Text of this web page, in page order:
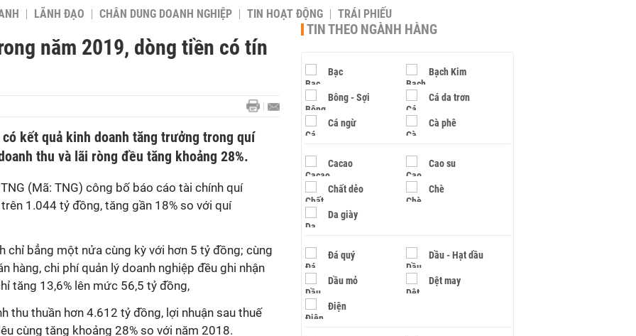
LÃNH ĐẠO CHÂN DUNG DOANH NGHIỆP TIN HOẠT ĐỘNG TRÁI PHIẾU
năm 2019, dòng tiền có tín
kết quả kinh doanh tăng trưởng trong quí
thu và lãi ròng đều tăng khoảng 28%.
(Mã: TNG) công bố báo cáo tài chính quí
1.044 tỷ đồng, tăng gần 18% so với quí
chỉ bẳng một nửa cùng kỳ với hơn 5 tỷ đồng; cùng
hàng, chi phí quản lý doanh nghiệp đều ghi nhận
tăng 13,6% lên mức 56,5 tỷ đồng,
thu thuần hơn 4.612 tỷ đồng, lợi nhuận sau thuế
cùng tăng khoảng 28% so với năm 2018.
TIN THEO NGÀNH HÀNG
Bạc Bạch Kim
Bông - Sợi Cá da trơn
Cá ngừ Cà phê
Cacao Cao su
Chất dẻo Chè
Da giày
Đá quý Dầu - Hạt dầu
Dầu mỏ Dệt may
Điện